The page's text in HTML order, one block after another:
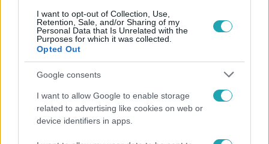
I want to opt-out of Collection, Use,
Retention, Sale, and/or Sharing of my
Personal Data that Is Unrelated with the
Purposes for which it was collected.
Opted Out
Google consents
I want to allow Google to enable storage
related to advertising like cookies on web or
device identifiers in apps.